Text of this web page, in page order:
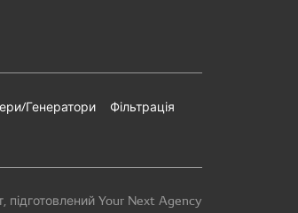
Генератори
Фільтрація
підготовлений Your Next Agency